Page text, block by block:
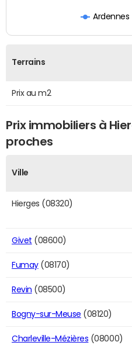
Ardennes
Terrains
Prix au m2
Prix immobiliers à
proches
Ville
Hierges (08320)
Givet (08600)
Fumay(08170)
Revin (08500)
Bogny-sur-Meuse (08120)
Charleville-Mézières (08000)